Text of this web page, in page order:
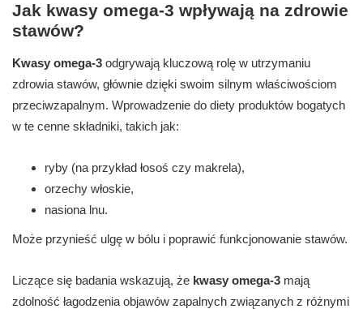
Jak kwasy omega-3 wpływają na zdrowie
stawów?
Kwasy omega-3 odgrywają kluczową rolę w utrzymaniu
zdrowia stawów, głównie dzięki swoim silnym właściwościom
przeciwzapalnym. Wprowadzenie do diety produktów bogatych
w te cenne składniki, takich jak:
ryby (na przykład łosoś czy makrela),
orzechy włoskie,
nasiona lnu.
Może przynieść ulgę w bólu i poprawić funkcjonowanie stawów.
Liczące się badania wskazują, że kwasy omega-3 mają
zdolność łagodzenia objawów zapalnych związanych z różnymi